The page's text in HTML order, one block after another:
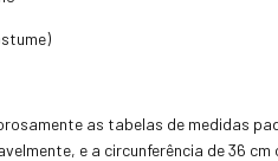
as tabelas de medidas
e a circunferência de 36